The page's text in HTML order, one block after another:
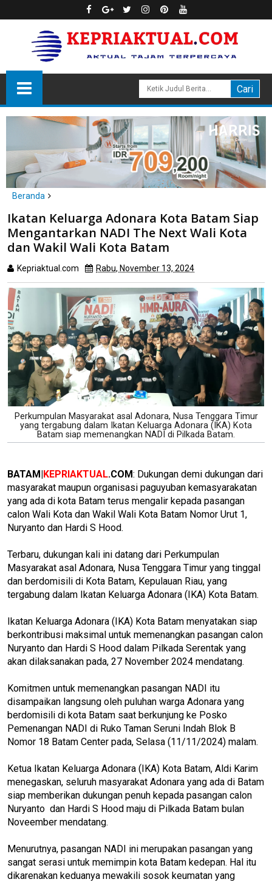
Beranda
Batam
Ikatan Keluarga Adonara Kota Batam Siap Mengantarkan NADI
The Next Wali Kota dan Wakil Wali Kota Batam
Ikatan Keluarga Adonara Kota Batam Siap
Mengantarkan NADI The Next Wali Kota
dan Wakil Wali Kota Batam
Kepriaktual.com Rabu, November 13, 2024
Perkumpulan Masyarakat asal Adonara, Nusa Tenggara Timur
yang tergabung dalam Ikatan Keluarga Adonara (IKA) Kota
Batam siap memenangkan NADI di Pilkada Batam.
BATAM|KEPRIAKTUAL.COM: Dukungan demi dukungan dari
masyarakat maupun organisasi paguyuban kemasyarakatan
yang ada di kota Batam terus mengalir kepada pasangan
calon Wali Kota dan Wakil Wali Kota Batam Nomor Urut 1,
Nuryanto dan Hardi S Hood.
Terbaru, dukungan kali ini datang dari Perkumpulan
Masyarakat asal Adonara, Nusa Tenggara Timur yang tinggal
dan berdomisili di Kota Batam, Kepulauan Riau, yang
tergabung dalam Ikatan Keluarga Adonara (IKA) Kota Batam.
Ikatan Keluarga Adonara (IKA) Kota Batam menyatakan siap
berkontribusi maksimal untuk memenangkan pasangan calon
Nuryanto dan Hardi S Hood dalam Pilkada Serentak yang
akan dilaksanakan pada, 27 November 2024 mendatang.
Komitmen untuk memenangkan pasangan NADI itu
disampaikan langsung oleh puluhan warga Adonara yang
berdomisili di kota Batam saat berkunjung ke Posko
Pemenangan NADI di Ruko Taman Seruni Indah Blok B
Nomor 18 Batam Center pada, Selasa (11/11/2024) malam.
Ketua Ikatan Keluarga Adonara (IKA) Kota Batam, Aldi Karim
menegaskan, seluruh masyarakat Adonara yang ada di Batam
siap memberikan dukungan penuh kepada pasangan calon
Nuryanto dan Hardi S Hood maju di Pilkada Batam bulan
Noveember mendatang.
Menurutnya, pasangan NADI ini merupakan pasangan yang
sangat serasi untuk memimpin kota Batam kedepan. Hal itu
dikarenakan keduanya mewakili sosok keumatan yang